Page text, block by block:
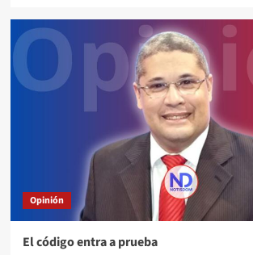
Opinión
El código entra a prueba